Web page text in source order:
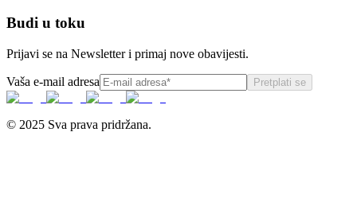
Budi u toku
Prijavi se na Newsletter i primaj nove obavijesti.
Vaša e-mail adresa Pretplati se
© 2025 Sva prava pridržana.